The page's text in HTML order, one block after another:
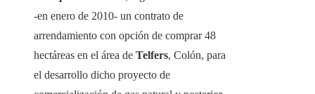
-en enero de 2010- un contrato de
arrendamiento con opción de comprar 48
hectáreas en el área de Telfers, Colón, para
el desarrollo dicho proyecto de